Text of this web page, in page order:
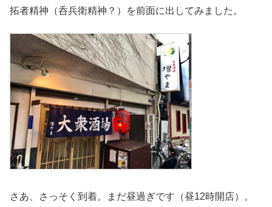
拓者精神（呑兵衛精神？）を前面に出してみました。
さあ、さっそく到着。まだ昼過ぎです（昼12時開店）。